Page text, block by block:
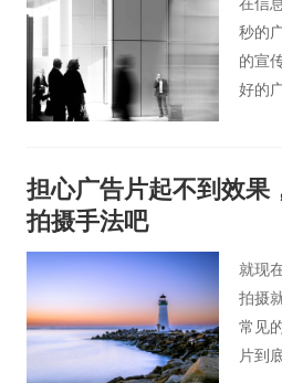
宣传
宣传
在信
秒的
的宣
好的
担心广告片起不到效果
拍摄手法吧
就现
拍摄
常见
片到